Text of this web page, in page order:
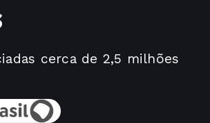
cerca de 2,5 milhões